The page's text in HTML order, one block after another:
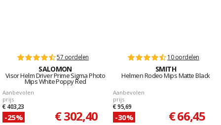
57 oordelen
SALOMON
Visor Helm Driver Prime Sigma Photo
Mips White Poppy Red
Aanbevolen
prijs
€ 403,23
-25% € 302,40
10 oordelen
SMITH
Helmen Rodeo Mips Matte Black
Aanbevolen
prijs
€ 95,69
-30% € 66,45